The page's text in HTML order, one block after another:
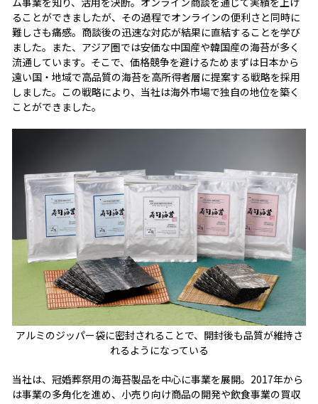
ることができましたが、その過程でオンラインの便利さと同時に
難しさも痛感。商談後の迅速な対応が結果に直結することを学び
ました。また、アジア圏では安価な中国産や韓国産の海苔が多く
流通しています。そこで、価格競争を避けるためまずは日本から
遠い国・地域で高品質の海苔を高所得者層に提案する戦略を採用
しました。この戦略により、当社は海外市場で独自の地位を築く
ことができました。
アルミのジッパー袋に密封されることで、開封後も品質が維持さ
れるようになっている
当社は、冠婚葬祭用の海苔製品を中心に事業を展開。2017年から
は事業の多角化を進め、小売り向け商品の開発や飲食事業の買収